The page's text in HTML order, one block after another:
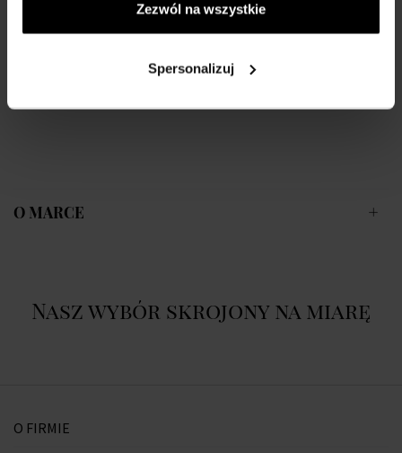
Zezwól na wszystkie
Spersonalizuj
O MARCE
Nasz wybór skrojony na miarę
O FIRMIE